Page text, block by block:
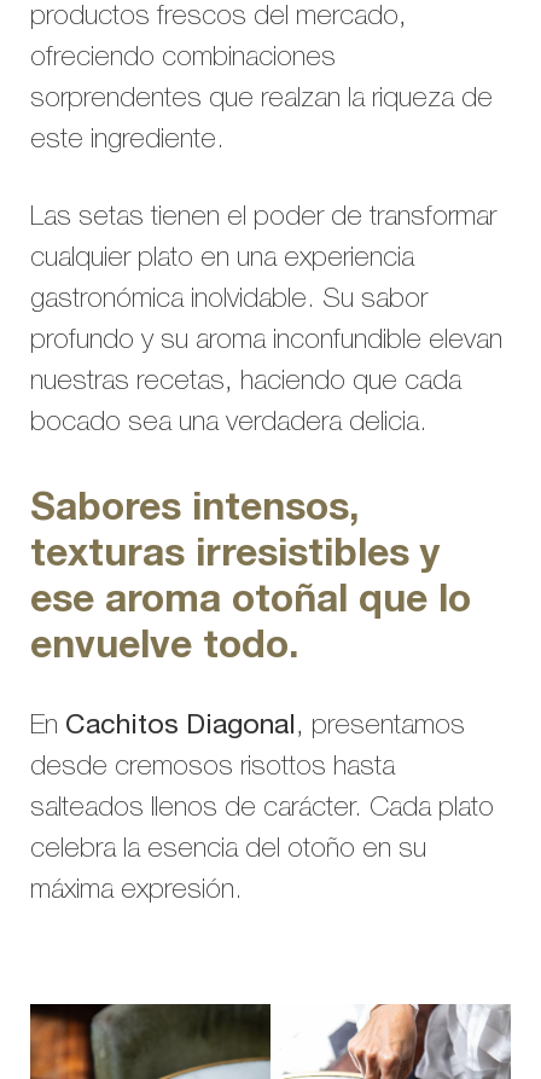
productos frescos del mercado,
ofreciendo combinaciones
sorprendentes que realzan la riqueza de
este ingrediente.
Las setas tienen el poder de transformar
cualquier plato en una experiencia
gastronómica inolvidable. Su sabor
profundo y su aroma inconfundible elevan
nuestras recetas, haciendo que cada
bocado sea una verdadera delicia.
Sabores intensos,
texturas irresistibles y
ese aroma otoñal que lo
envuelve todo.
En Cachitos Diagonal, presentamos
desde cremosos risottos hasta
salteados llenos de carácter. Cada plato
celebra la esencia del otoño en su
máxima expresión.